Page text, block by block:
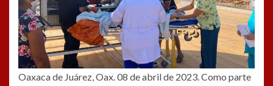
Oaxaca de Juárez, Oax. 08 de abril de 2023. Como parte